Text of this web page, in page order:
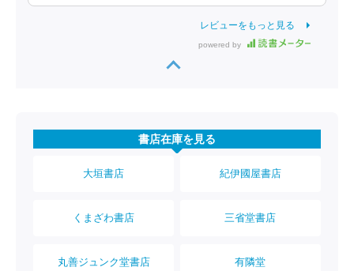
レビューをもっと見る
powered by
書店在庫を見る
大垣書店 紀伊國屋書店
くまざわ書店 三省堂書店
丸善ジュンク堂書店 有隣堂